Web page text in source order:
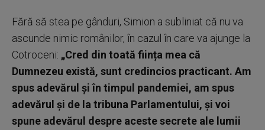
Fără să stea pe gânduri, Simion a subliniat că nu va
ascunde nimic românilor, în cazul în care va ajunge la
Cotroceni: „Cred din toată ființa mea că
Dumnezeu există, sunt credincios practicant. Am
spus adevărul și în timpul pandemiei, am spus
adevărul și de la tribuna Parlamentului, și voi
spune adevărul despre aceste secrete ale lumii